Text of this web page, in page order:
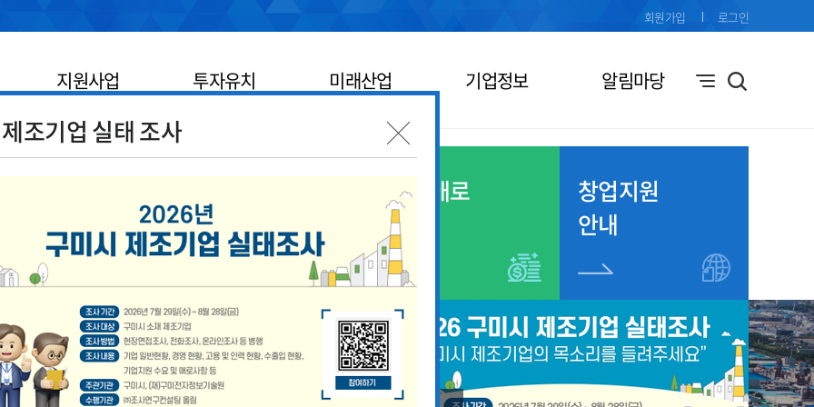
지원사업 투자유치 미래산업 기업정보 알림마당
회원가입 로그인
조기업 실태 조사
기업애로
접수
창업지원
안내